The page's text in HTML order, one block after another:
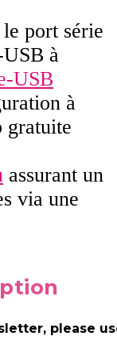
port série
à
USB
à
gratuite
assurant un
via une
please